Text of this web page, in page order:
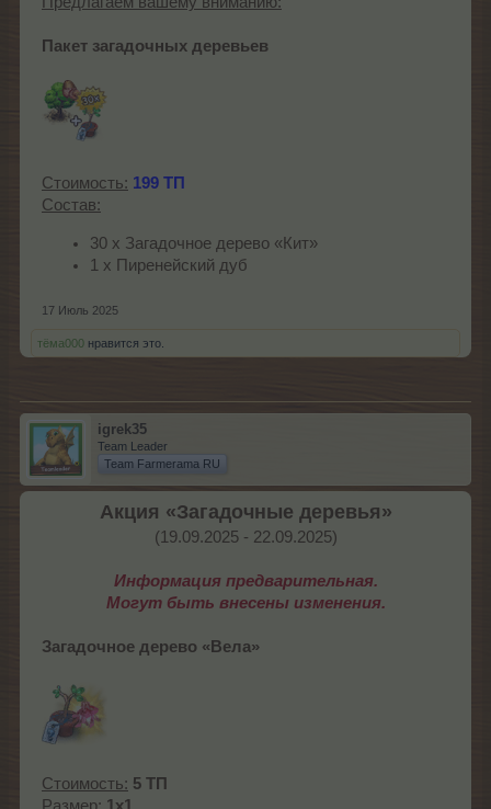
Пакет загадочных деревьев
Стоимость: 199 ТП
Состав:
30 х Загадочное дерево «Кит»
1 х Пиренейский дуб
17 Июль 2025
тёма000 нравится это.
igrek35
Team Leader
Team Farmerama RU
Акция «Загадочные деревья»
(19.09.2025 - 22.09.2025)​
Информация предварительная.
Могут быть внесены изменения.
Загадочное дерево «Вела»
Стоимость: 5 ТП